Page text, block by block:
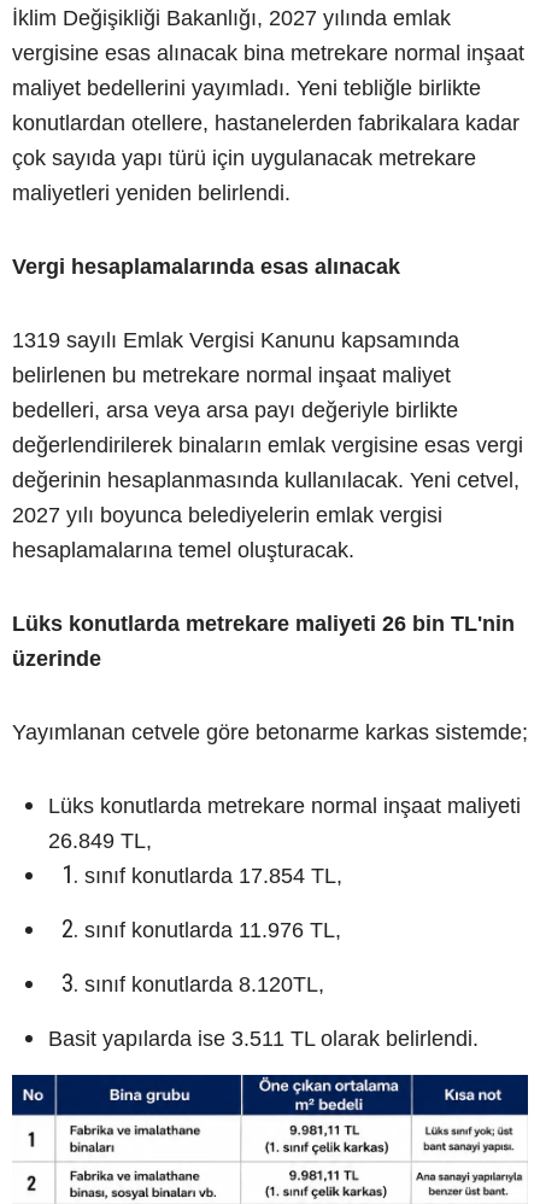
İklim Değişikliği Bakanlığı, 2027 yılında emlak
vergisine esas alınacak bina metrekare normal inşaat
maliyet bedellerini yayımladı. Yeni tebliğle birlikte
konutlardan otellere, hastanelerden fabrikalara kadar
çok sayıda yapı türü için uygulanacak metrekare
maliyetleri yeniden belirlendi.
Vergi hesaplamalarında esas alınacak
1319 sayılı Emlak Vergisi Kanunu kapsamında
belirlenen bu metrekare normal inşaat maliyet
bedelleri, arsa veya arsa payı değeriyle birlikte
değerlendirilerek binaların emlak vergisine esas vergi
değerinin hesaplanmasında kullanılacak. Yeni cetvel,
2027 yılı boyunca belediyelerin emlak vergisi
hesaplamalarına temel oluşturacak.
Lüks konutlarda metrekare maliyeti 26 bin TL'nin
üzerinde
Yayımlanan cetvele göre betonarme karkas sistemde;
Lüks konutlarda metrekare normal inşaat maliyeti
26.849 TL,
sınıf konutlarda 17.854 TL,
sınıf konutlarda 11.976 TL,
sınıf konutlarda 8.120TL,
Basit yapılarda ise 3.511 TL olarak belirlendi.